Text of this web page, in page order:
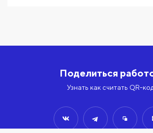
Поделиться
Узнать как считать QR-код